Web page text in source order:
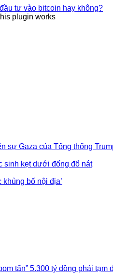
tư vào bitcoin hay không?
plugin works
sự Gaza của Tổng thống
sinh kẹt dưới đống đổ nát
khủng bố nội địa’
tấn” 5.300 tỷ đồng phải tạm